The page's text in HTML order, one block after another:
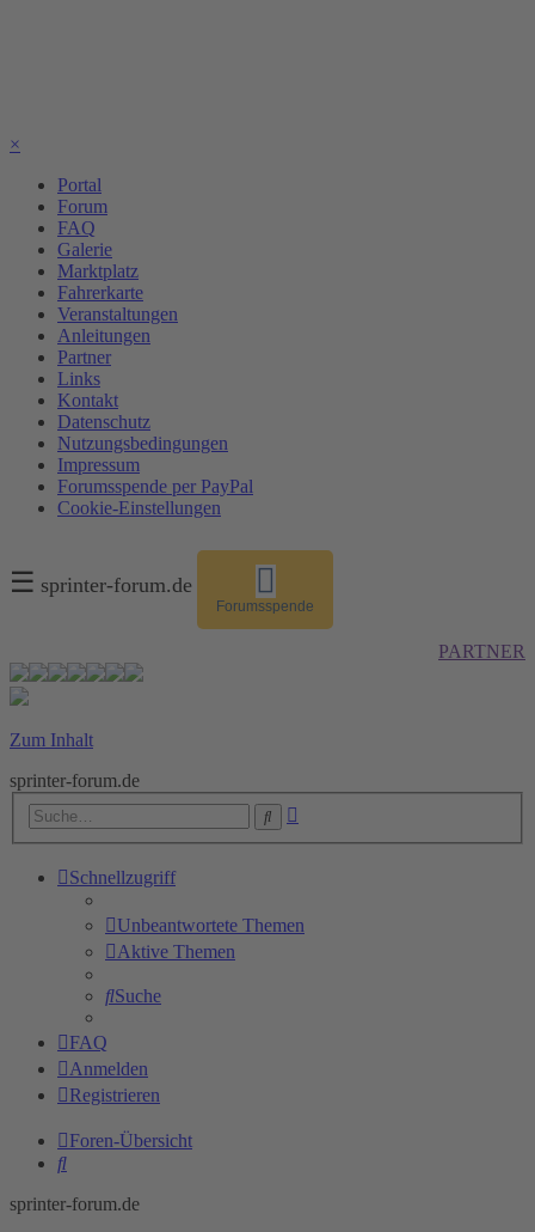
×
Portal
Forum
FAQ
Galerie
Marktplatz
Fahrerkarte
Veranstaltungen
Anleitungen
Partner
Links
Kontakt
Datenschutz
Nutzungsbedingungen
Impressum
Forumsspende per PayPal
Cookie-Einstellungen
☰ sprinter-forum.de
Forumsspende
PARTNER
Zum Inhalt
sprinter-forum.de
Suche
Schnellzugriff
Unbeantwortete Themen
Aktive Themen
Suche
FAQ
Anmelden
Registrieren
Foren-Übersicht
Suche
sprinter-forum.de